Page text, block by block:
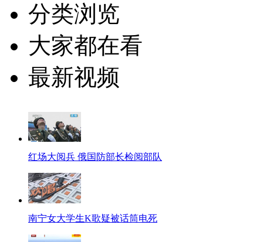
分类浏览
大家都在看
最新视频
红场大阅兵 俄国防部长检阅部队
南宁女大学生K歌疑被话筒电死